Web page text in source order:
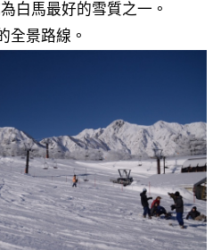
白馬最好的雪質之一。
全景路線。